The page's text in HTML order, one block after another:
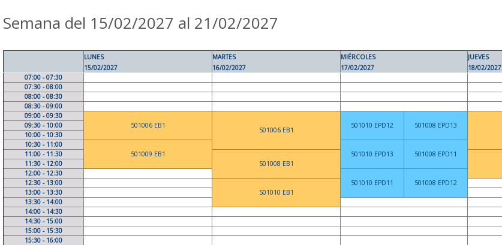
Semana del 15/02/2027 al 21/02/2027
LUNES
15/02/2027
MARTES
16/02/2027
MIÉRCOLES
17/02/2027
JUEVES
18/02/2027
07:00 - 07:30
07:30 - 08:00
08:00 - 08:30
08:30 - 09:00
09:00 - 09:30
501006 EB1
501006 EB1
501010 EPD12 501008 EPD13
09:30 - 10:00
10:00 - 10:30
10:30 - 11:00
501009 EB1
501010 EPD13 501008 EPD11
11:00 - 11:30
501008 EB1
11:30 - 12:00
12:00 - 12:30
501010 EPD11
501008 EPD12
12:30 - 13:00
501010 EB1
13:00 - 13:30
13:30 - 14:00
14:00 - 14:30
14:30 - 15:00
15:00 - 15:30
15:30 - 16:00